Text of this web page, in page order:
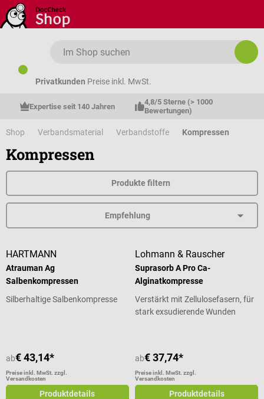
Zum Hauptinhalt springen
Privatkunden Preise inkl. MwSt.
Expertise seit 140 Jahren
4,8/5 Sterne (> 1000
Bewertungen)
Shop Verbandsmaterial Verbandstoffe Kompressen
Kompressen
Produkte filtern
HARTMANN
Atrauman Ag
Salbenkompressen
Silberhaltige Salbenkompresse
ab€ 43,14*
Preise inkl. MwSt. zzgl.
Versandkosten
Produktdetails
Lohmann & Rauscher
Suprasorb A Pro Ca-
Alginatkompresse
Verstärkt mit Zellulosefasern, für
stark exsudierende Wunden
ab€ 37,74*
Preise inkl. MwSt. zzgl.
Versandkosten
Produktdetails